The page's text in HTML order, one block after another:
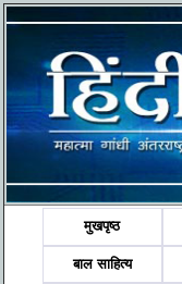
मुखपृष्ठ
बाल साहित्य